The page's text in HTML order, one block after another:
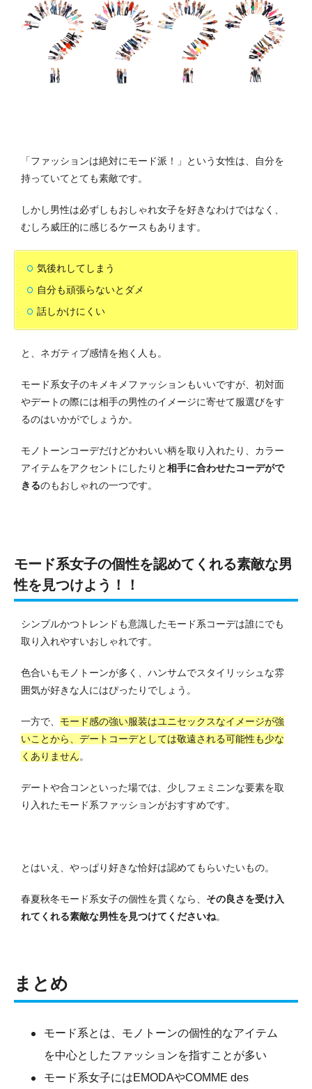
「ファッションは絶対にモード派！」という女性は、自分を
持っていてとても素敵です。
しかし男性は必ずしもおしゃれ女子を好きなわけではなく、
むしろ威圧的に感じるケースもあります。
気後れしてしまう
自分も頑張らないとダメ
話しかけにくい
と、ネガティブ感情を抱く人も。
モード系女子のキメキメファッションもいいですが、初対面
やデートの際には相手の男性のイメージに寄せて服選びをす
るのはいかがでしょうか。
モノトーンコーデだけどかわいい柄を取り入れたり、カラー
アイテムをアクセントにしたりと相手に合わせたコーデがで
きるのもおしゃれの一つです。
モード系女子の個性を認めてくれる素敵な男
性を見つけよう！！
シンプルかつトレンドも意識したモード系コーデは誰にでも
取り入れやすいおしゃれです。
色合いもモノトーンが多く、ハンサムでスタイリッシュな雰
囲気が好きな人にはぴったりでしょう。
一方で、 モード感の強い服装はユニセックスなイメージが強
いことから、デートコーデとしては敬遠される可能性も少な
くありません。
デートや合コンといった場では、少しフェミニンな要素を取
り入れたモード系ファッションがおすすめです。
とはいえ、やっぱり好きな恰好は認めてもらいたいもの。
春夏秋冬モード系女子の個性を貫くなら、 その良さを受け入
れてくれる素敵な男性を見つけてくださいね。
まとめ
モード系とは、モノトーンの個性的なアイテム
を中心としたファッションを指すことが多い
モード系女子にはEMODAやCOMME des